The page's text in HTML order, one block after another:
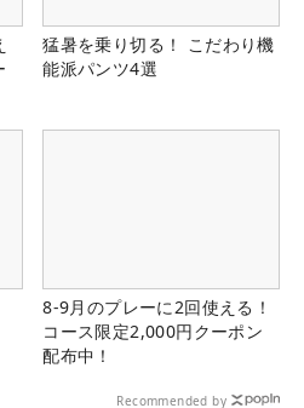
猛暑を乗り切る！ こだわり機
能派パンツ4選
8-9月のプレーに2回使える！
コース限定2,000円クーポン
配布中！
Recommended by